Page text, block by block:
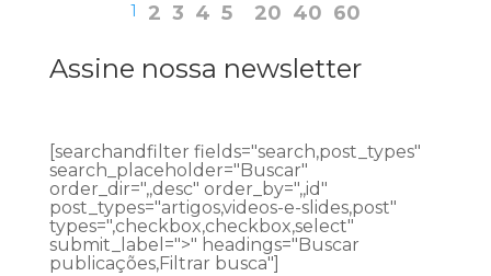
1 2 3 4 5 20 40 60
Assine nossa newsletter
[searchandfilter fields="search,post_types"
search_placeholder="Buscar"
order_dir=",,desc" order_by=",,id"
post_types="artigos,videos-e-slides,post"
types=",checkbox,checkbox,select"
submit_label=">" headings="Buscar
publicações,Filtrar busca"]